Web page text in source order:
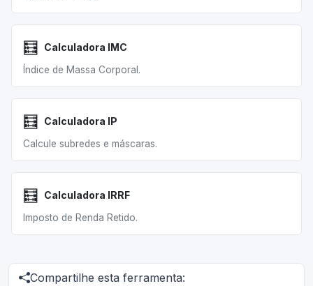
🧮 Calculadora IMC
Índice de Massa Corporal.
🧮 Calculadora IP
Calcule subredes e máscaras.
🧮 Calculadora IRRF
Imposto de Renda Retido.
Compartilhe esta ferramenta: